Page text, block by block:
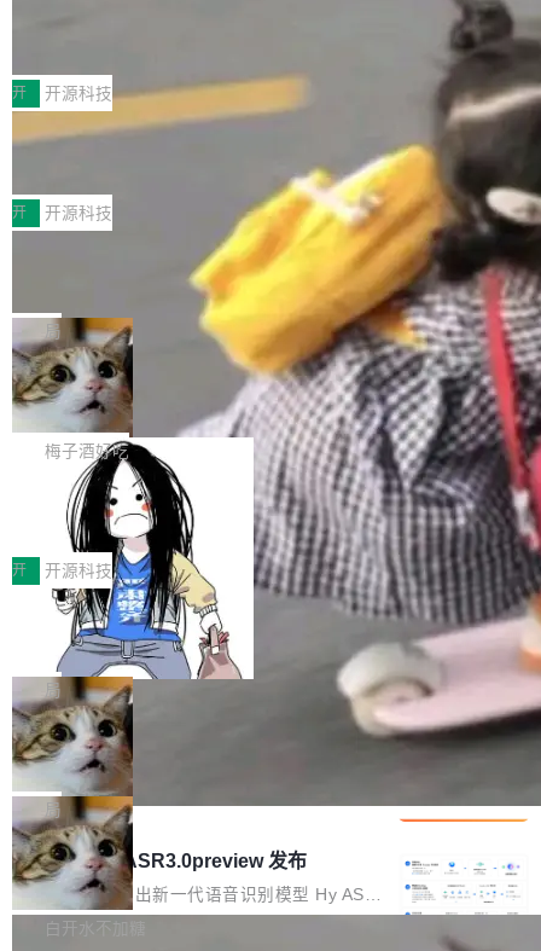
MPComm将作为一种传输引擎接入Mooncake T
ENT，实现零拷贝传输性能提升30%、非零拷贝
传输性能最高提升5倍。UCL-MPComm底层基
于自研UCL-Engine通信引擎，后续腾讯网平将
持续开源更多基于UCL-Engine的高性能通信组
件。 腾讯网平团队在UCL-MPComm中实现了一
个独立于业务线程的全局通信引擎（Engine），
型案例入选名单》，深信服“面向企业研发场景的
开源 AI 编程平台 CoStrict 应用”凭借卓越的技术
创新与落地成效成功入选。 全链路私有化部署，
助力企业AI研发安全落地 当前，越来越多企业已
经开始引入 AI Coding 工具，通过调用公有云模
型或企业内部部署模型提升研发效率。但随着 AI
Coding 从个人辅助工具逐步走向团队级、组织
级应用，企业在规模化落地过程中，对安全性、
可控性和代码质量提出了更高要求。 首先是数据
安全与合规要求。对于大多数普通研发场景，公
有云模型能够满足快速试用和效率提升的需求。
但对于金融、能源、医疗等对数据安全要求较...
开 开源科技
深信服AI算力网关入选工信部人工智能
前不久，工业和信息化部正式发布《2025年人工
智能应用典型案例名单》，集中展示人工智能在
各领域的应用成果，覆盖技术底座、行业赋能、
产品应用、支撑保障、专题等五大方向。深信服
AI算力网关（AI创新平台）成功入选！ 随着各行
各业的Agent走向规模化建设，算力构成形态逐
渐丰富，用户关注的重点也在发生变化：不只是
让AI用起来，还要进一步看清混合算力时代下，
Token花在哪里、算力是否被充分利用，以及持
续增长的AI成本该如何优化。 深信服AI算力网关
正是围绕这些实际问题，从Token治理和成本治
理两个方面，让用户的每一份算力都看得清、管
得住、用得稳、省得下、更安全！ 一、从现在开
始，Token使用一目...
开 开源科技
Jeff Dean 离开 Google：一个时代的结
束，一个实验室的开始
Google 员工编号 20。MapReduce 作者之一。
Bigtable 作者之一。TensorFlow 的作者之一。
Gemini 的架构师。Google 首席科学家。 Jeff D
ean 在 Google 工作了 27 年后，宣布离职。 他
不是一个人走。一同离开的还有 Sanjay Ghema
wat（Google 员工编号 23，Jeff Dean 二十多
年的编程搭档，MapReduce 和 Bigtable 的共同
作者）、Quoc Le（Google 大脑核心成员，Se
q2Seq 和 DocAI 的共同发明人）以及 Oriol Vin
yals（Gemini 联合负责人，AlphaSta...
局
🔥 SolonCode v2026.8.4 发布：界面
字体可调、22 种语言、记忆搜索增强
打开终端就能上岗的全中文编码智能体，这一轮
把「看得清、用母语、记得住」三件事一次补
齐。 SolonCode 是什么 SolonCode 是杭州无
耳科技研发的企业级终端编码智能体——一位全
中文驱动的数字员工，自主理解需求、规划步
骤、编写代码。不挑模型、不挑平台，curl 一行
装完即用。 开源地址：Gitee · GitCode · GitHu
b 安装 支持 Java 8+（8~26）、macOS / Linu
x / Windows / Harmony PC。 # macOS / Linu
x / Harmony PC curl -fsSL https://solon.noea
r.org/solon...
梅子酒好吃
让“代码语义理解”深度释放AI Coding
价值潜能：华为云码道（CodeArts）
代码仓技术解析
一、代码仓深度理解技术的作用与价值 在软件工
程实践中，代码仓是企业核心知识资产的主要载
体。企业级代码仓库通常包含数十万乃至数百万
个文件，其规模远超单次模型调用可承载的上下
文窗口。随着项目规模的持续扩张与代码历史的
不断累积，代码仓中的模块关系、接口契约、业
务逻辑等关键信息往往分散于数十乃至数百个文
件之中，形成高度复杂的知识关联网络。传统的
代码检索手段（如关键词匹配、目录遍历）仅能
在语法层面完成文本定位，难以触及代码的语义
内涵与结构关联，导致开发者使用代码智能体在
理解大规模代码仓时面临显著"代码仓理解"瓶
颈。 代码仓深度理解服务（以下简称" CodeBas
e深度理解服务"）是华为云码道（CodeA...
开 开源科技
一条“删库”命令跑 17 小时，算法工程
师删光 89TB 数据只为干私活
最高人民检察院8月4日公布了一起案件：北京一
名90后算法工程师王某，为了给自己接的私活腾
服务器空间，删光了公司AI游戏部门的全部核心
数据。 王某2024年1月入职东城区某科技公司AI
短剧部门，有互联网大厂背景。在公司内部架构
调整期间，部门三次通知全员将数据从A集群迁
移到B集群，王某都回复了"收到"。 他没有迁移
数据。2024年9月3日下午4点，他使用此前登录
的账号密码进入A集群，输入了一条被程序员圈
称为"删库跑路"的命令——最高管理员权限、无
局
Cloudflare 分享推理优化实践：KV ca
che 量化 + 权重压缩，吞吐量提升 4
1%，成本降 30%
Kimi 和 GLM 是当前最强的大模型系列之一，但
它们有一个共同的问题：太吃显存了。月之暗面
的 Kimi K 系列和智谱的 GLM 都是长上下文、M
oE 架构的大模型，好用到让人上瘾，但 GPU 显
存永远不够用。 Cloudflare 的 Workers AI 团队
一直在跑这些模型的推理。他们在官方博客上发
局
腾讯混元 Hy ASR3.0preview 发布
腾讯混元正式推出新一代语音识别模型 Hy ASR
3.0preview。基于最新一代大语言模型 Hy3 的
白开水不加糖